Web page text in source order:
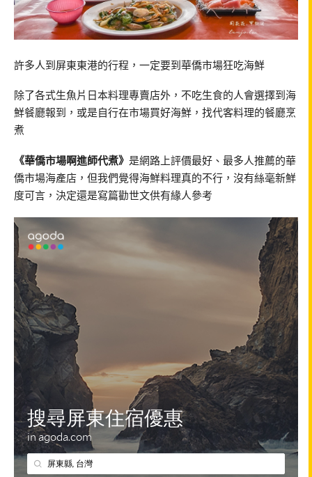
許多人到屏東東港的行程，一定要到華僑市場狂吃海鮮
除了各式生魚片日本料理專賣店外，不吃生食的人會選擇到海
鮮餐廳報到，或是自行在市場買好海鮮，找代客料理的餐廳烹
煮
《華僑市場啊進師代煮》 是網路上評價最好、最多人推薦的華
僑市場海產店，但我們覺得海鮮料理真的不行，沒有絲毫新鮮
度可言，決定還是寫篇勸世文供有緣人參考